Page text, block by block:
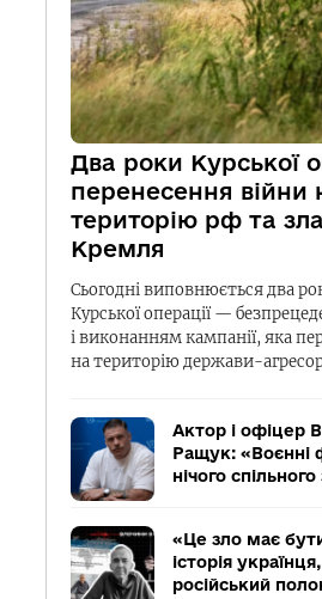
Два роки Курської
перенесення війни
територію рф та
Кремля
Сьогодні виповнюється два
Курської операції —
і виконанням кампанії, яка
на територію держави-
Актор і офіцер
Ращук: «Воєнні
нічого
«Це зло має
історія
російський